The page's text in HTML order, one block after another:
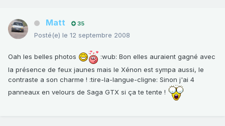
Matt 35
Posté(e) le 12 septembre 2008
Oah les belles photos
:wub: Bon elles auraient gagné avec
la présence de feux jaunes mais le Xénon est sympa aussi, le
contraste a son charme ! :tire-la-langue-cligne: Sinon j'ai 4
panneaux en velours de Saga GTX si ça te tente !